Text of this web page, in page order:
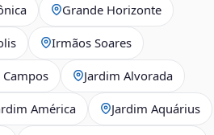
Grande Horizonte
Irmãos Soares
Jardim Alvorada
América Jardim Aquárius